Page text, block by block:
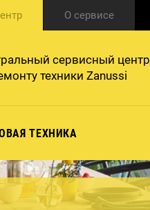
О сервисе
сервисный центр
техники Zanussi
ТЕХНИКА